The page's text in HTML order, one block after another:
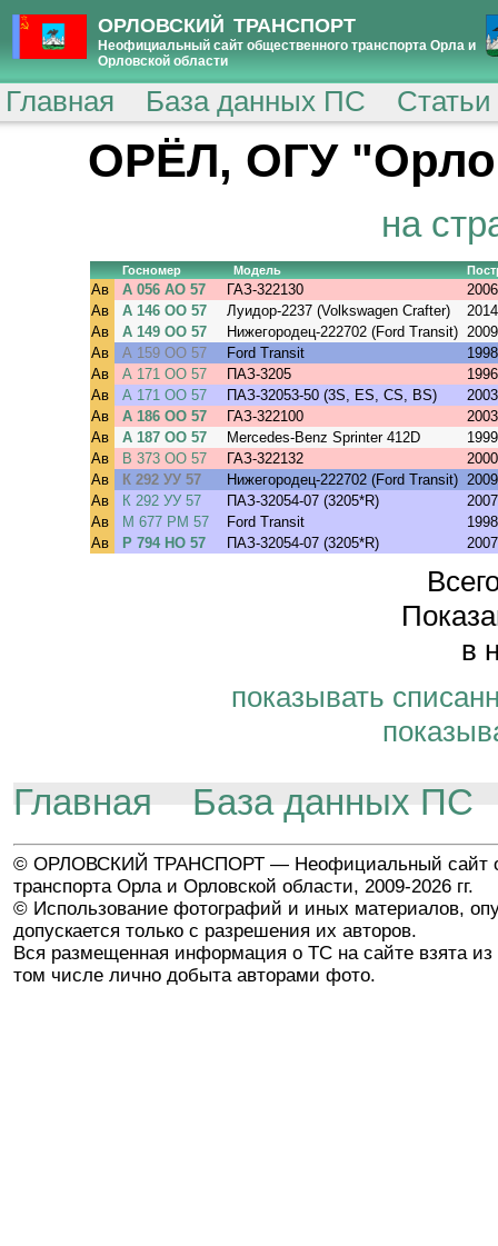
ОРЛОВСКИЙ ТРАНСПОРТ
Неофициальный сайт общественного транспорта Орла и
Орловской области
Главная База данных ПС
ОРЁЛ, ОГУ
на
Госномер Модель
Ав А 056 АО 57 ГАЗ-322130
2006
Ав
А 146 ОО 57 Луидор-2237 (Volkswagen Crafter)
2014
Ав
А 149 ОО 57 Нижегородец-222702 (Ford Transit)
2009
Ав
А 159 ОО 57 Ford Transit
1998
Ав
А 171 ОО 57 ПАЗ-3205
1996
Ав
А 171 ОО 57 ПАЗ-32053-50 (3S, ES, CS, BS)
2003
Ав
А 186 ОО 57 ГАЗ-322100
2003
Ав
А 187 ОО 57 Mercedes-Benz Sprinter 412D
1999
Ав
В 373 ОО 57 ГАЗ-322132
2000
Ав
К 292 УУ 57 Нижегородец-222702 (Ford Transit)
2009
Ав
К 292 УУ 57 ПАЗ-32054-07 (3205*R)
2007
Ав
М 677 РМ 57 Ford Transit
1998
Ав
Р 794 НО 57 ПАЗ-32054-07 (3205*R) 2007
в
показывать
Главная База данных ПС
© ОРЛОВСКИЙ ТРАНСПОРТ — Неофициальный сайт
транспорта Орла и Орловской области, 2009-2026 гг.
© Использование фотографий и иных материалов,
допускается только с разрешения их авторов.
Вся размещенная информация о ТС на сайте взята из
том числе лично добыта авторами фото.